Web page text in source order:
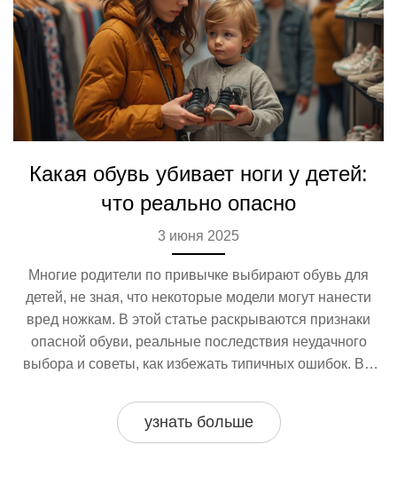
Какая обувь убивает ноги у детей:
что реально опасно
3 июня 2025
Многие родители по привычке выбирают обувь для
детей, не зная, что некоторые модели могут нанести
вред ножкам. В этой статье раскрываются признаки
опасной обуви, реальные последствия неудачного
выбора и советы, как избежать типичных ошибок. Вы
безопасна, и как быстро понять, удобно ли ребенку.
Практические рекомендации помогут выбрать
узнать больше